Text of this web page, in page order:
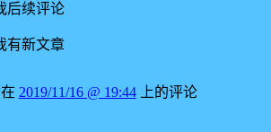
后续评论
有新文章
2019/11/16 @ 19:44上的评论